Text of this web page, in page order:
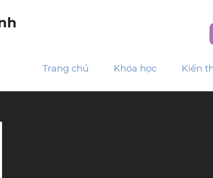
Trang chủ Khóa học Kiến